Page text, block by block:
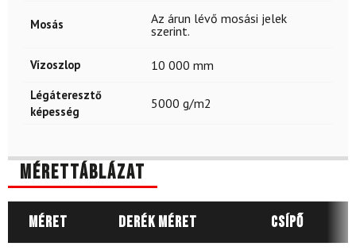
Mosás
Az árun lévő mosási jelek
szerint.
Vízoszlop 10 000 mm
Légáteresztő
képesség
5000 g/m2
Mérettáblázat
Méret Derék méret Csípő